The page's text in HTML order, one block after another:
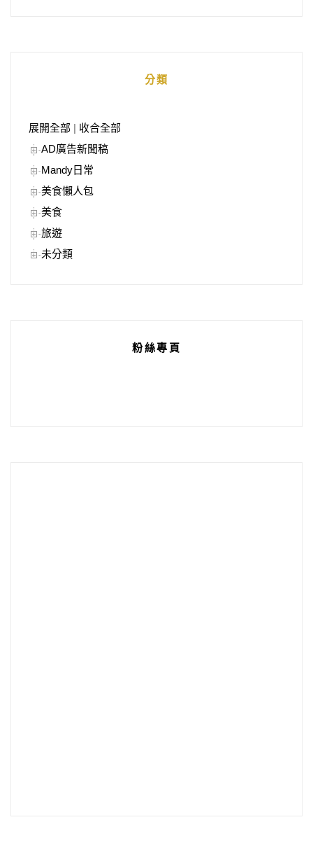
分類
展開全部
收合全部
AD廣告新聞稿
Mandy日常
美食懶人包
美食
旅遊
未分類
粉絲專頁